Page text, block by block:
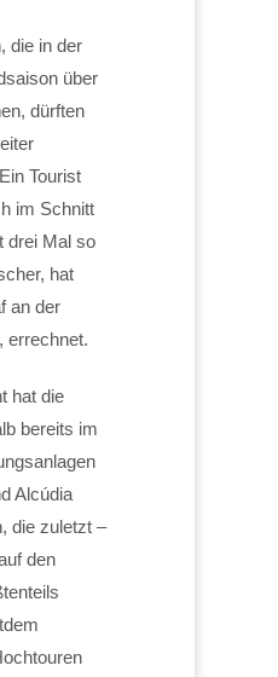
die in der
über
dürften
Tourist
im Schnitt
drei Mal so
hat
an der
errechnet.
hat die
bereits im
Alcúdia
die zuletzt –
den